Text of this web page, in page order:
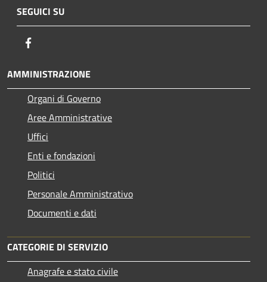
SEGUICI SU
AMMINISTRAZIONE
Organi di Governo
Aree Amministrative
Uffici
Enti e fondazioni
Politici
Personale Amministrativo
Documenti e dati
CATEGORIE DI SERVIZIO
Anagrafe e stato civile